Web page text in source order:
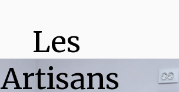
Les
Artisans